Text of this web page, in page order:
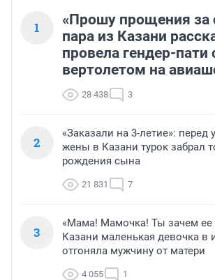
1
«Прошу прощения за
пара из Казани
провела гендер-пати
вертолетом на
28 438 3
2
«Заказали на 3-летие»: перед
жены в Казани турок забрал
рождения сына
21 831 7
3
«Мама! Мамочка! Ты зачем ее
Казани маленькая девочка в
отгоняла мужчину от матери
4 055 1